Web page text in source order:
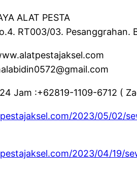
ALAT PESTA
RT003/03. Pesanggrahan.
Jam :+62819-1109-6712 (
2023/05/02/
2023/04/19/